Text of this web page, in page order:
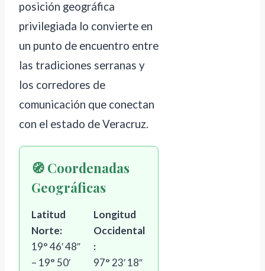
posición geográfica
privilegiada lo convierte en
un punto de encuentro entre
las tradiciones serranas y
los corredores de
comunicación que conectan
con el estado de Veracruz.
🧭 Coordenadas
Geográficas
Latitud
Norte:
19° 46′ 48″
– 19° 50′
Longitud
Occidental
:
97° 23′ 18″